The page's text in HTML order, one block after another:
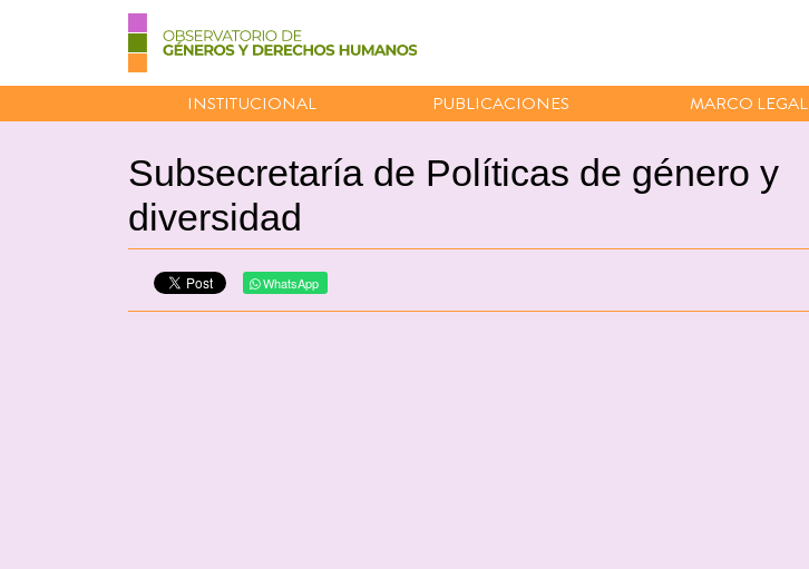
INSTITUCIONAL PUBLICACIONES MARCO LEGAL
Subsecretaría de Políticas de género y
diversidad
WhatsApp